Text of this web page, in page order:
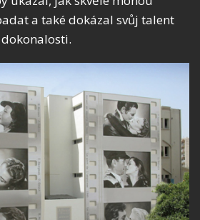
a také dokázal svůj talent